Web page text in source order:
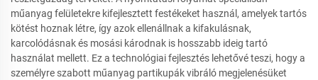
műanyag felületekre kifejlesztett festékeket használ, amelyek tartós
kötést hoznak létre, így azok ellenállnak a kifakulásnak,
karcolódásnak és mosási károdnak is hosszabb ideig tartó
használat mellett. Ez a technológiai fejlesztés lehetővé teszi, hogy a
személyre szabott műanyag partikupák vibráló megjelenésüket